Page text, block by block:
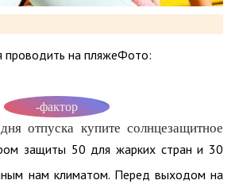
проводить на пляжеФото:
-фактор
отпуска купите солнцезащитное
защиты 50 для жарких стран и 30
нам климатом. Перед выходом на